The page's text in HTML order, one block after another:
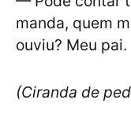
manda, quem
ouviu? Meu pai.
(Ciranda de